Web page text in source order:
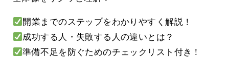
開業までのステップをわかりやすく解説！
成功する人・失敗する人の違いとは？
準備不足を防ぐためのチェックリスト付き！